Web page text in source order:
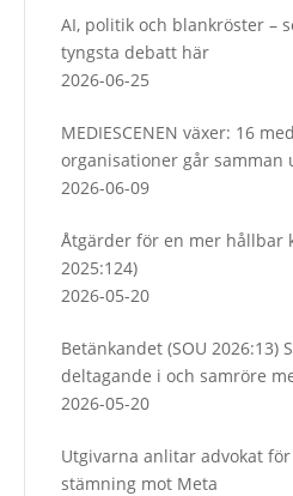
AI, politik och blankröster –
tyngsta debatt här
2026-06-25
MEDIESCENEN växer: 16
organisationer går samman
Almedalsveckan
2026-06-09
Åtgärder för en mer hållbar
2025:124)
2026-05-20
Betänkandet (SOU 2026:13)
deltagande i och samröre
sammanslutningar
2026-05-20
Utgivarna anlitar advokat
stämning mot Meta